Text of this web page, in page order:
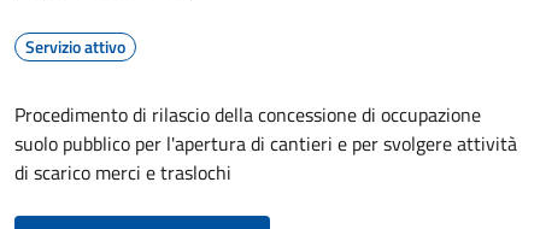
Servizio attivo
Procedimento di rilascio della concessione di occupazione
suolo pubblico per l'apertura di cantieri e per svolgere attività
di scarico merci e traslochi